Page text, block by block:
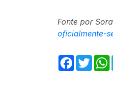
Fonte por
oficialmente-
Facebook
Twitter